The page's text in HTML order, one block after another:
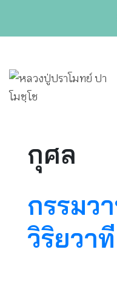
กุศล
กรรมว
วิริยวาที